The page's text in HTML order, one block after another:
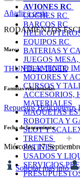
AVIONES RC
COCHES RC
BARCOS RC
EQUIPOS RC
BATERIAS Y
JUEGOS
FILAMENTO
MOTORES Y
CURSOS Y
ACCESORIOS,
MATERIALES
MAQUETAS
ROBOTICA Y
SLOT Y
TRENES
PATINES
USADOS Y
SERVICIOS
Añadir a cesta
RODAMIENTOS
Marca
THUNDER TIGER
Familias relacionadas
Repuestos Helicopteros
Fecha de lanzamiento
Miércoles, 17
Solicitar más info